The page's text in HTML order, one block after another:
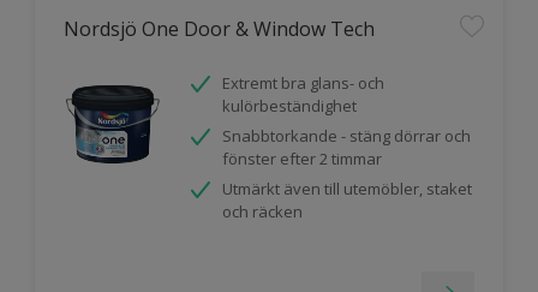
Nordsjö One Door & Window Tech
Extremt bra glans- och
kulörbeständighet
Snabbtorkande - stäng dörrar och
fönster efter 2 timmar
Utmärkt även till utemöbler, staket
och räcken